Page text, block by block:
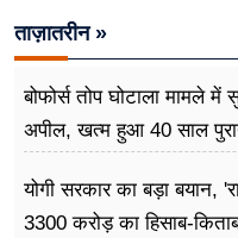
ताज़ातरीन »
बोफोर्स तोप घोटाला मामले
अपील, खत्म हुआ 40 साल
योगी सरकार का बड़ा बयान,
3300 करोड़ का हिसाब-